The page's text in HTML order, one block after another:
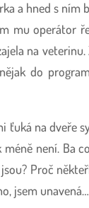
a hned s ním
mu operátor
na veterinu.
do
ťuká na dveře
není. Ba
Proč
jsem unavená…